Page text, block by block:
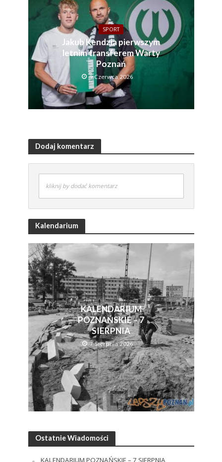
SPORT
Jakub Kendzia pierwszym
letnim transferem Warty
Poznań
9 Czerwca 2026
Dodaj komentarz
kliknij by dodać komentarz
Kalendarium
KALENDARIUM
POZNAŃSKIE – 7
SIERPNIA
7 Sierpnia 2026
Ostatnie Wiadomości
KALENDARIUM POZNAŃSKIE – 7 SIERPNIA